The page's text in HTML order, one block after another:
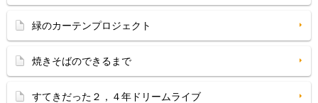
緑のカーテンプロジェクト
焼きそばのできるまで
すてきだった２，４年ドリームライブ